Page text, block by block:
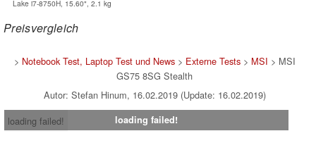
Lake i7-8750H, 15.60", 2.1 kg
Preisvergleich
> Notebook Test, Laptop Test und News> Externe Tests> MSI > MSI
GS75 8SG Stealth
Autor: Stefan Hinum, 16.02.2019 (Update: 16.02.2019)
loading failed!
loading failed!